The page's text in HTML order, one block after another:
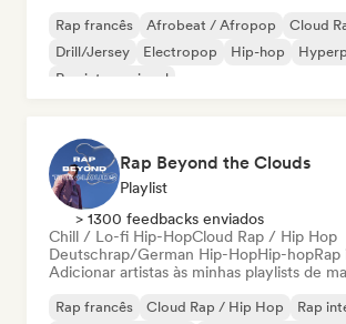
Rap francês Afrobeat / Afropop
Cloud
Drill/Jersey
Electropop Hip-hop
Rap internacional
Rap Beyond the Clouds
Playlist
> 1300 feedbacks enviados
Chill / Lo-fi Hip-HopCloud Rap / Hip Hop
Deutschrap/German Hip-HopHip-hop
Adicionar artistas às minhas playlists de
Rap francês Cloud Rap / Hip Hop
Rap